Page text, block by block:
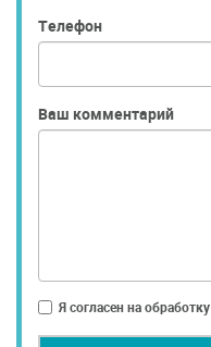
Телефон
Ваш комментарий
Я согласен на обработку